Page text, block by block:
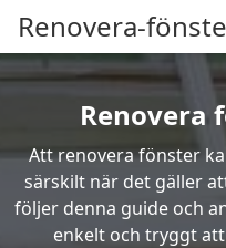
Renovera-
Renovera
Att renovera fönster
särskilt när det gäller
följer denna guide och
enkelt och tryggt